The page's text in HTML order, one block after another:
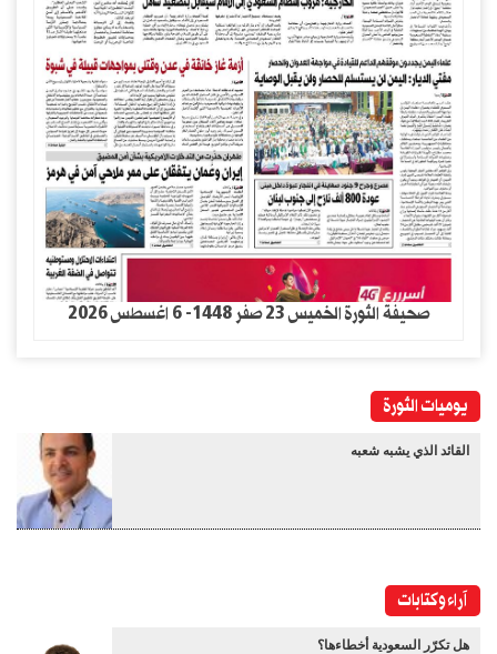
صحيفة الثورة الخميس 23 صفر 1448- 6 اغسطس 2026
يوميات الثورة
القائد الذي يشبه شعبه
آراء وكتابات
هل تكرّر السعودية أخطاءها؟